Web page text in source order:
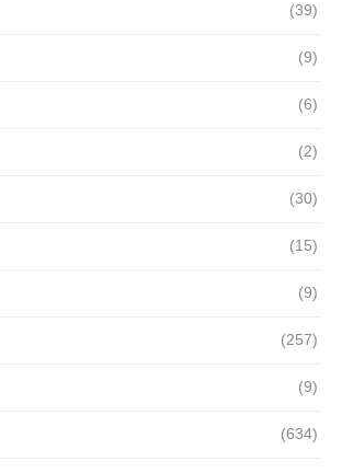
(39)
(9)
(6)
(2)
(30)
(15)
(9)
(257)
(9)
(634)